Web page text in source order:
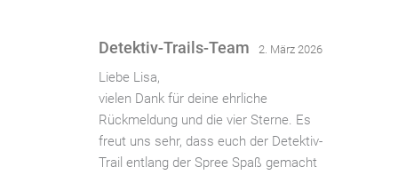
Detektiv-Trails-Team 2. März 2026
Liebe Lisa,
vielen Dank für deine ehrliche
Rückmeldung und die vier Sterne. Es
freut uns sehr, dass euch der Detektiv-
Trail entlang der Spree Spaß gemacht